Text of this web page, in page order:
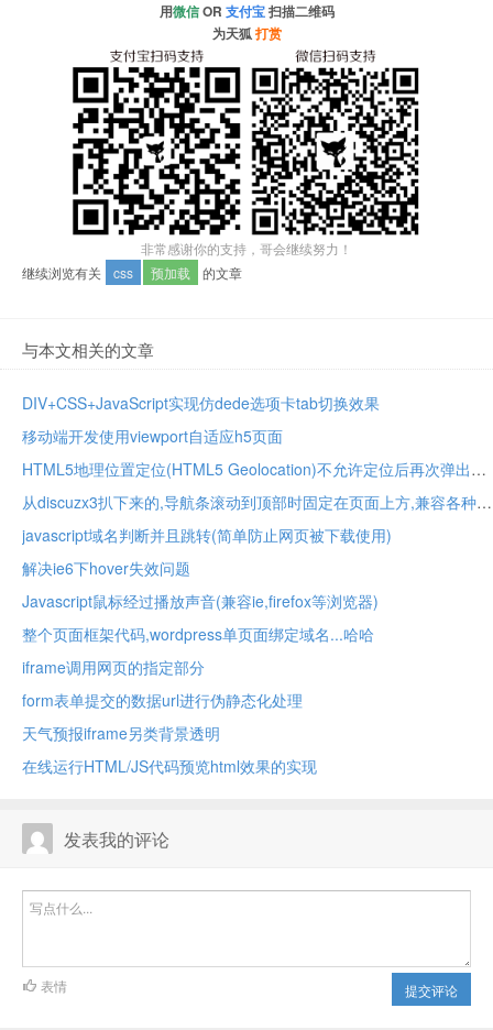
用微信OR 支付宝扫描二维码
为天狐打赏
非常感谢你的支持，哥会继续努力！
继续浏览有关
css 预加载 的文章
与本文相关的文章
DIV+CSS+JavaScript实现仿dede选项卡tab切换效果
移动端开发使用viewport自适应h5页面
HTML5地理位置定位(HTML5 Geolocation)不允许定位后再次弹出用户权限提示
从discuzx3扒下来的,导航条滚动到顶部时固定在页面上方,兼容各种浏览器
javascript域名判断并且跳转(简单防止网页被下载使用)
解决ie6下hover失效问题
Javascript鼠标经过播放声音(兼容ie,firefox等浏览器)
整个页面框架代码,wordpress单页面绑定域名...哈哈
iframe调用网页的指定部分
form表单提交的数据url进行伪静态化处理
天气预报iframe另类背景透明
在线运行HTML/JS代码预览html效果的实现
发表我的评论
提交评论
表情